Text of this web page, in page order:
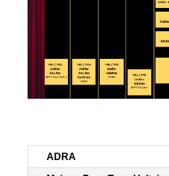
ADRA